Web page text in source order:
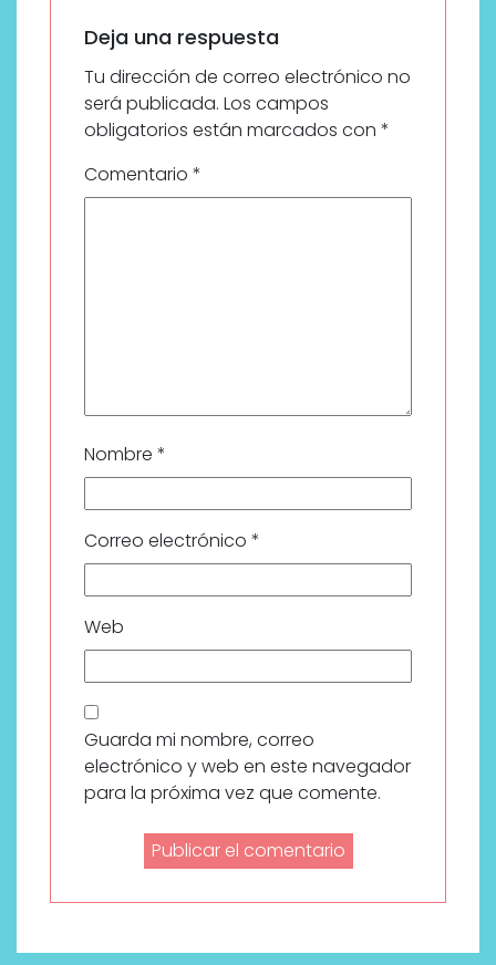
Deja una respuesta
Tu dirección de correo electrónico no
será publicada. Los campos
obligatorios están marcados con *
Comentario *
Nombre *
Correo electrónico *
Web
Guarda mi nombre, correo
electrónico y web en este navegador
para la próxima vez que comente.